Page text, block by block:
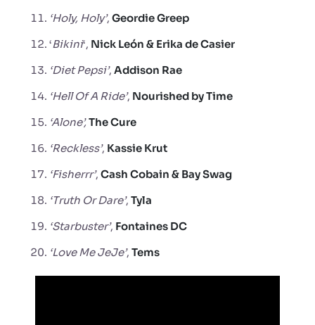
‘Holy, Holy’, GeordieGreep
‘Bikini‘, Nick León & Erika de Casier
‘Diet Pepsi’, Addison Rae
‘Hell Of A Ride’, Nourished by Time
‘Alone’,The Cure
‘Reckless’, Kassie Krut
‘Fisherrr’, Cash Cobain & Bay Swag
‘Truth Or Dare’, Tyla
‘Starbuster’, Fontaines DC
‘Love Me JeJe’, Tems